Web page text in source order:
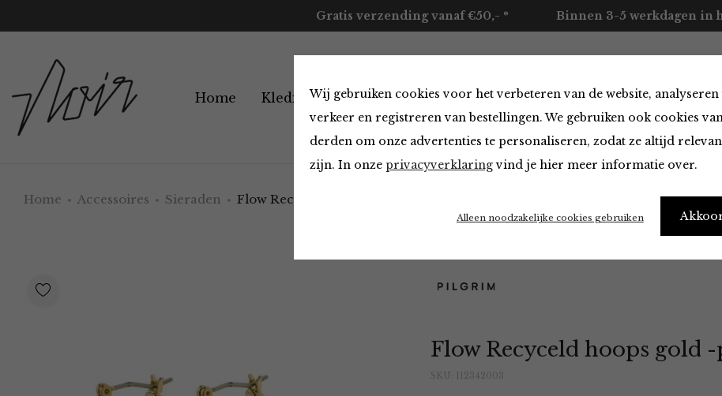
Wij gebruiken cookies voor het verbeteren van de website, analyseren
verkeer en registreren van bestellingen. We gebruiken ook cookies
derden om onze advertenties te personaliseren, zodat ze altijd
zijn. In onze privacyverklaringvind je hier meer informatie over.
Alleen noodzakelijke cookies gebruiken
Gratis verzending vanaf €50,- * Binnen 3-5 werkdagen in
Home Kleding Accessoires Merken Over ons Contact
Home Accessoires Sieraden Flow Recyceld hoops gold -pleated
Flow Recyceld hoops gold
SKU: 112342003